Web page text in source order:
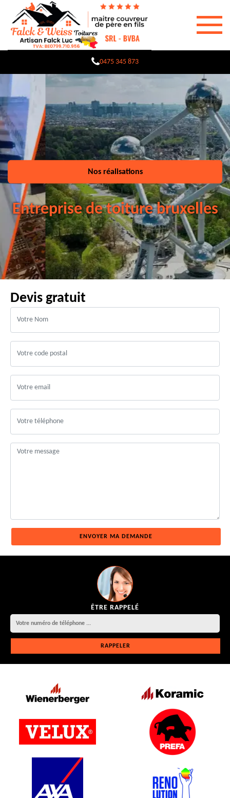
0475 345 873
Nos réalisations
Entreprise de toiture bruxelles
Devis gratuit
ÊTRE RAPPELÉ